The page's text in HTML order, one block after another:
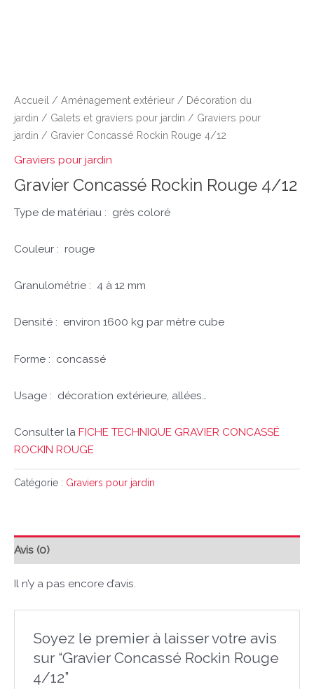
Accueil / Aménagement extérieur / Décoration du
jardin / Galets et graviers pour jardin / Graviers pour
jardin / Gravier Concassé Rockin Rouge 4/12
Graviers pour jardin
Gravier Concassé Rockin Rouge 4/12
Type de matériau : grès coloré
Couleur : rouge
Granulométrie : 4 à 12 mm
Densité : environ 1600 kg par mètre cube
Forme : concassé
Usage : décoration extérieure, allées…
Consulter la FICHE TECHNIQUE GRAVIER CONCASSÉ
ROCKIN ROUGE
Catégorie : Graviers pour jardin
Avis (0)
Il n’y a pas encore d’avis.
Soyez le premier à laisser votre avis
sur “Gravier Concassé Rockin Rouge
4/12”